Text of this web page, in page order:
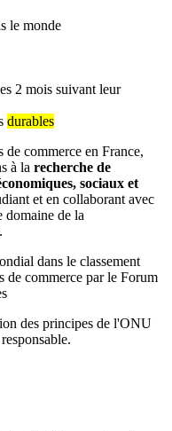
le monde
2 mois suivant leur
durables
commerce en France,
à la recherche de
sociaux et
et en collaborant avec
domaine de la
.
dans le classement
de commerce par le Forum
des principes de l'ONU